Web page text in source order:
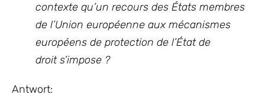
contexte qu’un recours des États membres
de l’Union européenne aux mécanismes
européens de protection de l’État de
droit s’impose ?
Antwort: